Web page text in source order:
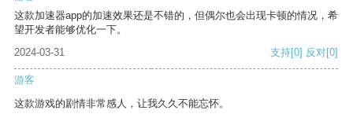
这款加速器app的加速效果还是不错的，但偶尔也会出现卡顿的情况，希
望开发者能够优化一下。
2024-03-31
支持[0] 反对[0]
游客
这款游戏的剧情非常感人，让我久久不能忘怀。